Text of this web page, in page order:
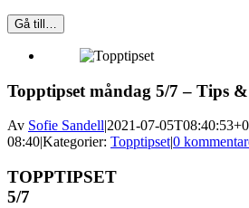
Gå till…
Topptipset måndag 5/7 – Tips
Av Sofie Sandell|2021-07-
08:40|Kategorier: Topptipset|0
TOPPTIPSET
5/7